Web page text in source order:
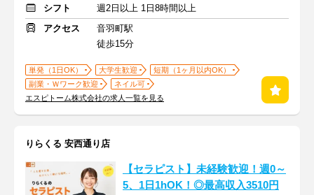
シフト
週2日以上 1日8時間以上
アクセス
音羽町駅
徒歩15分
単発（1日OK） 大学生歓迎
短期（1ヶ月以内OK）
副業・Ｗワーク歓迎
ネイル可
エスピトーム株式会社の求人一覧を見る
りらくる 安西通り店
【セラピスト】未経験歓迎！週0～
5、1日1hOK！◎最高収入3510円